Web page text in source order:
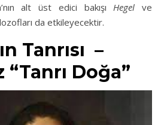
alt üst edici bakışı Hegel ve
da etkileyecektir.
Tanrısı –
Doğa”